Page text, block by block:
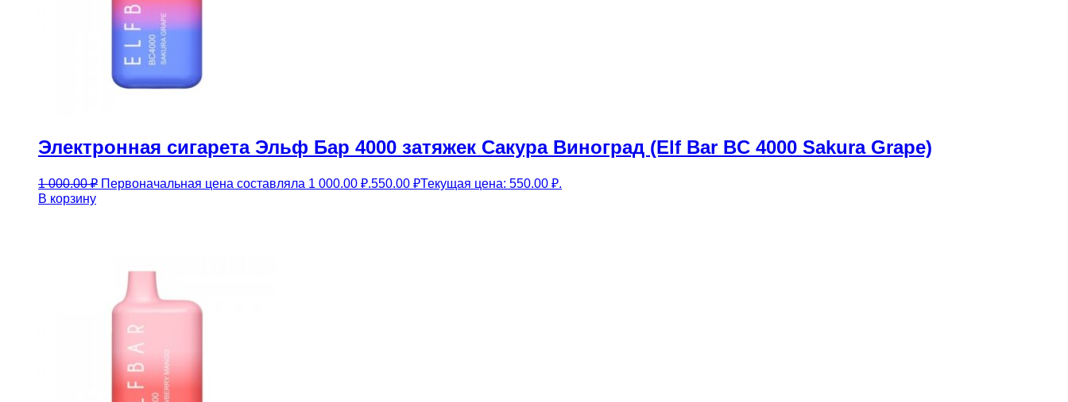
Электронная сигарета Эльф Бар 4000 затяжек Сакура Виноград (Elf Bar BC 4000 Sakura Grape)
1 000.00₽ Первоначальная цена составляла 1 000.00 ₽.550.00 ₽Текущая цена: 550.00 ₽.
В корзину